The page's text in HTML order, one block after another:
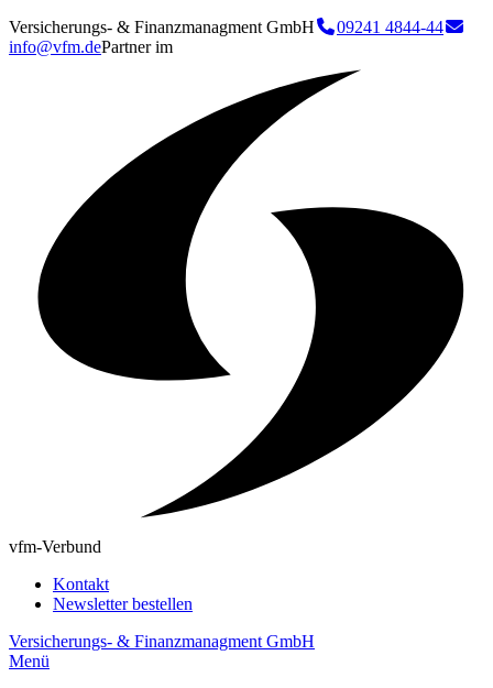
Versicherungs- & Finanzmanagment GmbH
09241 4844-44
info@vfm.dePartner im
vfm-Verbund
Kontakt
Newsletter bestellen
Versicherungs- & Finanzmanagment GmbH
Menü